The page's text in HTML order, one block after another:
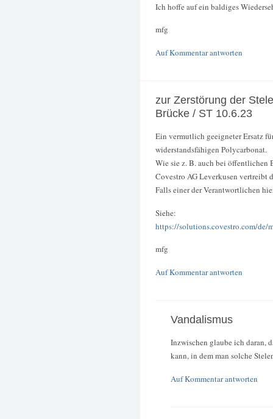
Ich hoffe auf ein baldiges
mfg
Auf Kommentar antworten
zur Zerstörung der
Brücke / ST 10.6.23
Ein vermutlich geeigneter Ersatz
widerstandsfähigen Polycarbonat.
Wie sie z. B. auch bei öffentlichen
Covestro AG Leverkusen vertreibt
Falls einer der Verantwortlichen
Siehe:
https://solutions.covestro.com/de/
mfg
Auf Kommentar antworten
Vandalismus
Inzwischen glaube ich daran,
kann, in dem man solche
Auf Kommentar antworten